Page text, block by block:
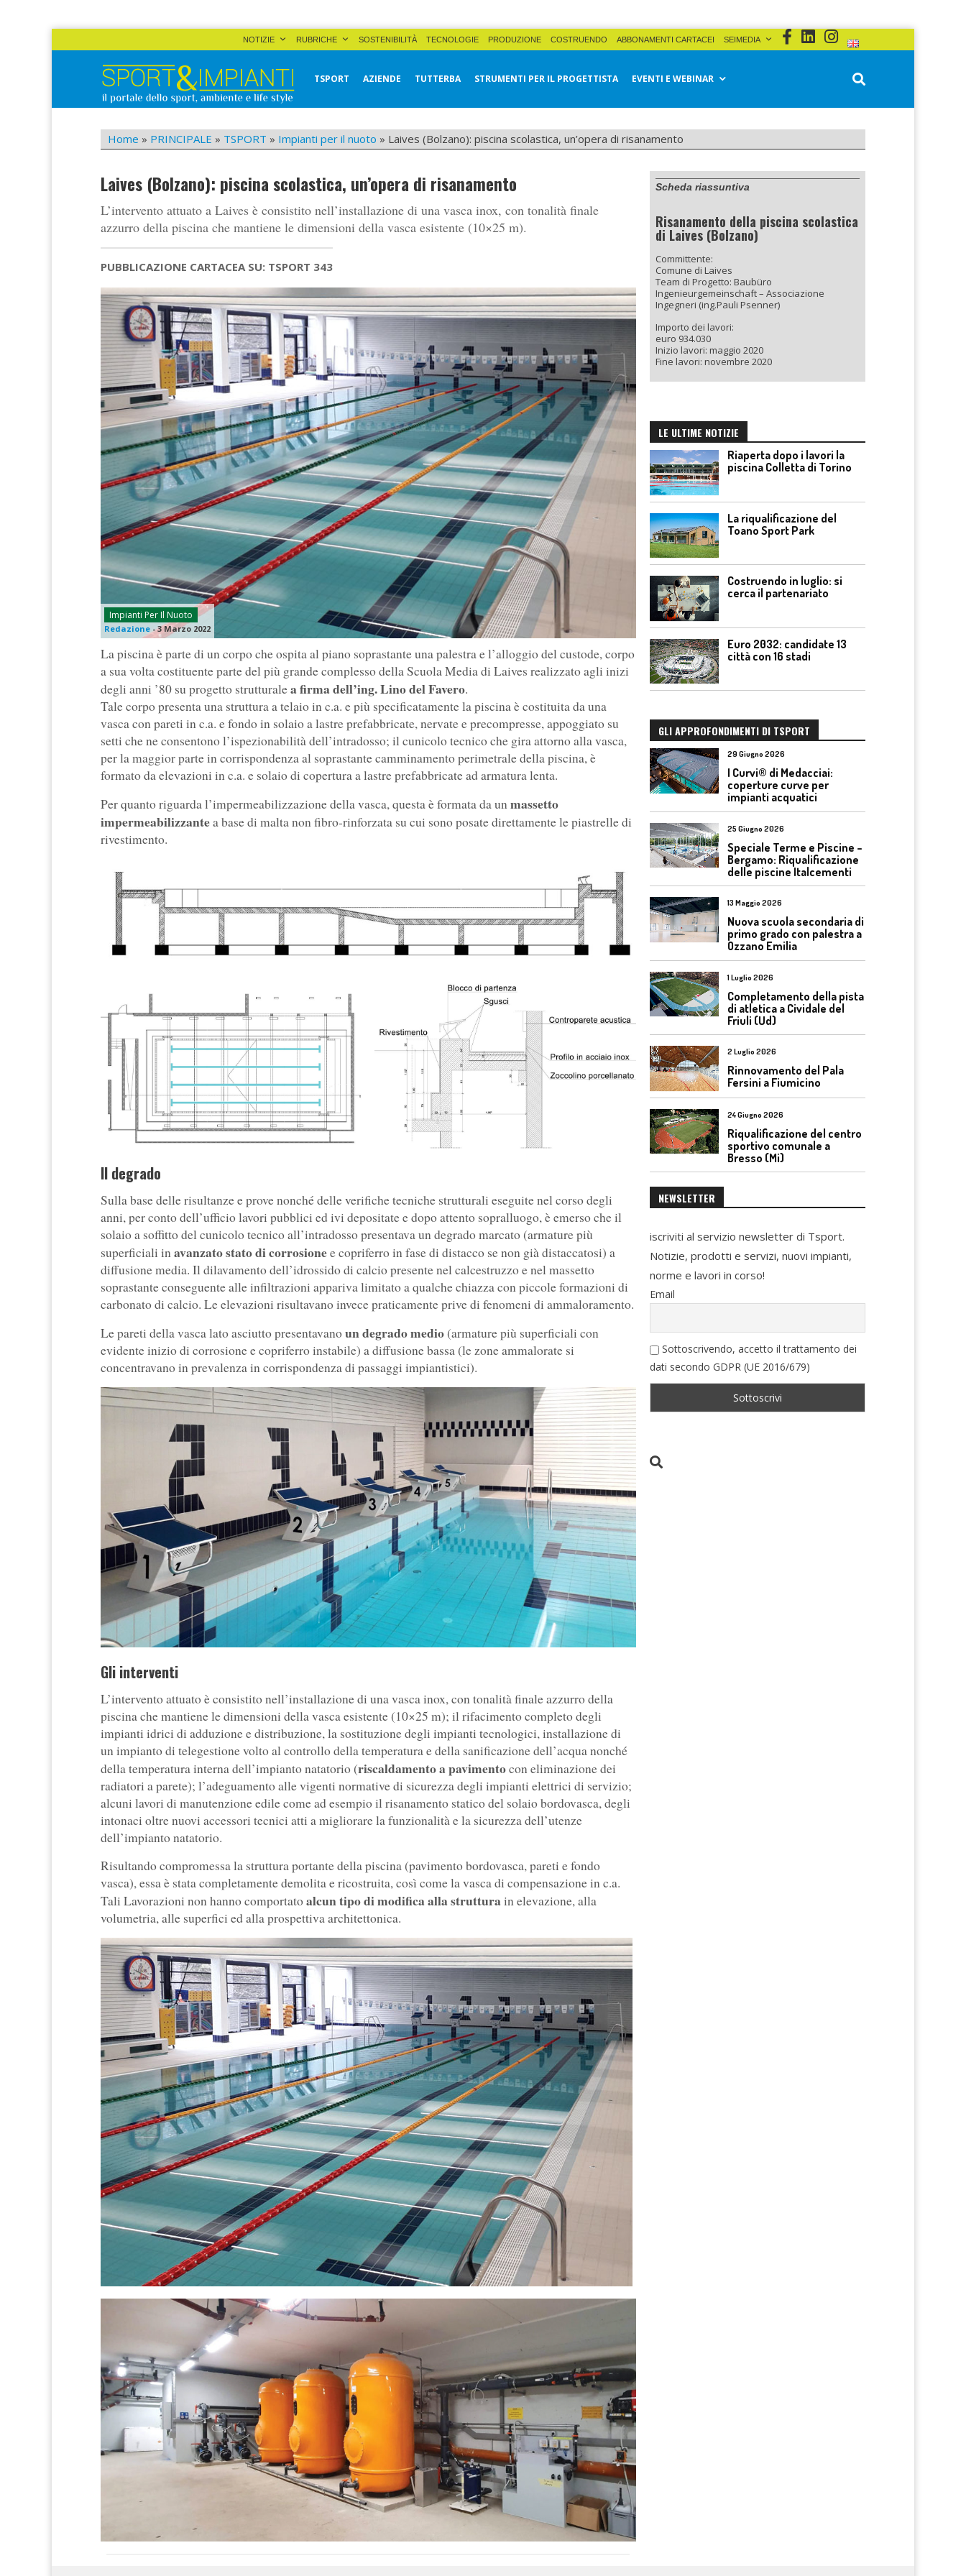
NOTIZIE RUBRICHE SOSTENIBILITÀ TECNOLOGIE PRODUZIONE COSTRUENDO ABBONAMENTI CARTACEI SEIMEDIA
Sport&Impianti
TSPORT AZIENDE TUTTERBA STRUMENTI PER IL PROGETTISTA EVENTI E WEBINAR
Home » PRINCIPALE » TSPORT » Impianti per il nuoto » Laives (Bolzano): piscina scolastica, un’opera di risanamento
Laives (Bolzano): piscina scolastica, un’opera di risanamento
L’intervento attuato a Laives è consistito nell’installazione di una vasca inox, con tonalità finale
azzurro della piscina che mantiene le dimensioni della vasca esistente (10×25 m).
PUBBLICAZIONE CARTACEA SU: TSPORT 343
Impianti Per Il Nuoto
Redazione -3 Marzo 2022
La piscina è parte di un corpo che ospita al piano soprastante una palestra e l’alloggio del custode, corpo
a sua volta costituente parte del più grande complesso della Scuola Media di Laives realizzato agli inizi
degli anni ’80 su progetto strutturalea firma dell’ing. Lino del Favero.
Tale corpo presenta una struttura a telaio in c.a. e più specificatamente la piscina è costituita da una
vasca con pareti in c.a. e fondo in solaio a lastre prefabbricate, nervate e precompresse, appoggiato su
setti che ne consentono l’ispezionabilità dell’intradosso; il cunicolo tecnico che gira attorno alla vasca,
per la maggior parte in corrispondenza al soprastante camminamento perimetrale della piscina, è
formato da elevazioni in c.a. e solaio di copertura a lastre prefabbricate ad armatura lenta.
Per quanto riguarda l’impermeabilizzazione della vasca, questa è formata da unmassetto
impermeabilizzantea base di malta non fibro-rinforzata su cui sono posate direttamente le piastrelle di
rivestimento.
Il degrado
Sulla base delle risultanze e prove nonché delle verifiche tecniche strutturali eseguite nel corso degli
anni, per conto dell’ufficio lavori pubblici ed ivi depositate e dopo attento sopralluogo, è emerso che il
solaio a soffitto del cunicolo tecnico all’intradosso presentava un degrado marcato (armature più
superficiali inavanzato stato di corrosionee copriferro in fase di distacco se non già distaccatosi) a
diffusione media. Il dilavamento dell’idrossido di calcio presente nel calcestruzzo e nel massetto
soprastante conseguente alle infiltrazioni appariva limitato a qualche chiazza con piccole formazioni di
carbonato di calcio. Le elevazioni risultavano invece praticamente prive di fenomeni di ammaloramento.
Le pareti della vasca lato asciutto presentavanoun degrado medio(armature più superficiali con
evidente inizio di corrosione e copriferro instabile) a diffusione bassa (le zone ammalorate si
concentravano in prevalenza in corrispondenza di passaggi impiantistici).
Gli interventi
L’intervento attuato è consistito nell’installazione di una vasca inox, con tonalità finale azzurro della
piscina che mantiene le dimensioni della vasca esistente (10×25 m); il rifacimento completo degli
impianti idrici di adduzione e distribuzione, la sostituzione degli impianti tecnologici, installazione di
un impianto di telegestione volto al controllo della temperatura e della sanificazione dell’acqua nonché
della temperatura interna dell’impianto natatorio (riscaldamento a pavimentocon eliminazione dei
radiatori a parete); l’adeguamento alle vigenti normative di sicurezza degli impianti elettrici di servizio;
alcuni lavori di manutenzione edile come ad esempio il risanamento statico del solaio bordovasca, degli
intonaci oltre nuovi accessori tecnici atti a migliorare la funzionalità e la sicurezza dell’utenze
dell’impianto natatorio.
Risultando compromessa la struttura portante della piscina (pavimento bordovasca, pareti e fondo
vasca), essa è stata completamente demolita e ricostruita, così come la vasca di compensazione in c.a.
Tali Lavorazioni non hanno comportatoalcun tipo di modifica alla struttura in elevazione, alla
volumetria, alle superfici ed alla prospettiva architettonica.
Scheda riassuntiva
Risanamento della piscina scolastica
di Laives (Bolzano)
Committente:
Comune di Laives
Team di Progetto: Baubüro
Ingenieurgemeinschaft – Associazione
Ingegneri (ing.Pauli Psenner)
Importo dei lavori:
euro 934.030
Inizio lavori: maggio 2020
Fine lavori: novembre 2020
LE ULTIME NOTIZIE
Riaperta dopo i lavori la
piscina Colletta di Torino
La riqualificazione del
Toano Sport Park
Costruendo in luglio: si
cerca il partenariato
Euro 2032: candidate 13
città con 16 stadi
GLI APPROFONDIMENTI DI TSPORT
29 Giugno 2026
I Curvi® di Medacciai:
coperture curve per
impianti acquatici
25 Giugno 2026
Speciale Terme e Piscine –
Bergamo: Riqualificazione
delle piscine Italcementi
13 Maggio 2026
Nuova scuola secondaria di
primo grado con palestra a
Ozzano Emilia
1 Luglio 2026
Completamento della pista
di atletica a Cividale del
Friuli (Ud)
2 Luglio 2026
Rinnovamento del Pala
Fersini a Fiumicino
24 Giugno 2026
Riqualificazione del centro
sportivo comunale a
Bresso (Mi)
NEWSLETTER
iscriviti al servizio newsletter di Tsport.
Notizie, prodotti e servizi, nuovi impianti,
norme e lavori in corso!
Email
Sottoscrivendo, accetto il trattamento dei
dati secondo GDPR (UE 2016/679)